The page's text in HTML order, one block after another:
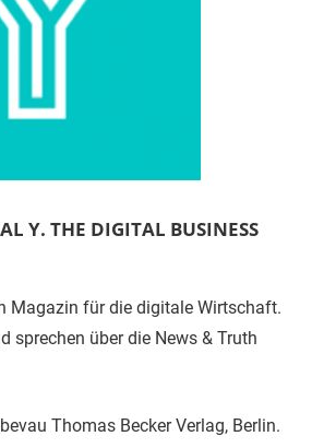
Y. THE DIGITAL BUSINESS
Magazin für die digitale Wirtschaft.
sprechen über die News & Truth
Thomas Becker Verlag, Berlin.